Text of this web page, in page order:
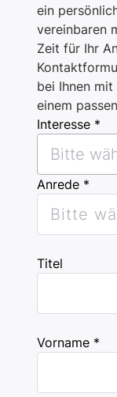
ein
vereinbaren
Zeit für Ihr
bei Ihnen
einem
Interesse *
Bitte
Anrede *
Bitte
Titel
Vorname *